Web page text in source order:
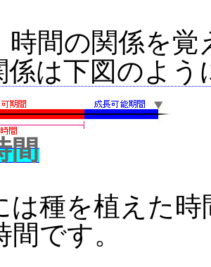
時間の関係を
係は下図のよ
間
は種を植えた
です。